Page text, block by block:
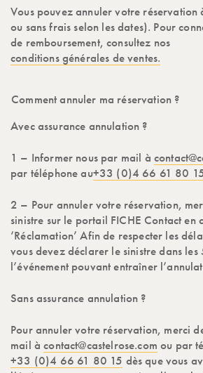
Vous pouvez annuler votre réservation
ou sans frais selon les dates). Pour
de remboursement, consultez nos
conditions générales de ventes.
Comment annuler ma réservation ?
Avec assurance annulation ?
1 – Informer nous par mail à
par téléphone au+33 (0)4 66 61 80
2 – Pour annuler votre réservation,
sinistre sur le portail FICHE Contact en
‘Réclamation’ Afin de respecter les
vous devez déclarer le sinistre dans les
l’événement pouvant entraîner
Sans assurance annulation ?
Pour annuler votre réservation, merci
mail àcontact@castelrose.com ou par
+33 (0)4 66 61 80 15 dès que vous